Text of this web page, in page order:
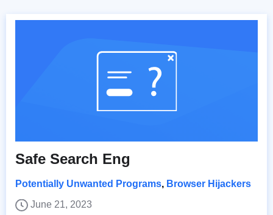
Safe Search Eng
Potentially Unwanted Programs, Browser Hijackers
June 21, 2023